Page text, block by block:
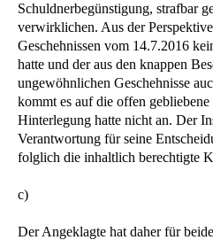
Schuldnerbegünstigung, strafbar
verwirklichen. Aus der
Geschehnissen vom 14.7.2016
hatte und der aus den knappen
ungewöhnlichen Geschehnisse
kommt es auf die offen
Hinterlegung hatte nicht an. Der
Verantwortung für seine
folglich die inhaltlich berechtigte
c)
Der Angeklagte hat daher für